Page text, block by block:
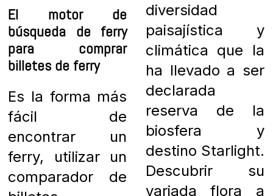
El motor de
búsqueda de ferry
para comprar
billetes de ferry
Es la forma más
fácil de
encontrar un
ferry, utilizar un
comparador de
diversidad
paisajística y
climática que la
ha llevado a ser
declarada
reserva de la
biosfera y
destino Starlight.
Descubrir su
variada flora a